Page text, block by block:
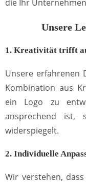
die Ihr
Unsere
1. Kreativität trifft
Unsere erfahrenen
Kombination aus
ein Logo zu
ansprechend ist,
widerspiegelt.
2. Individuelle
Wir verstehen,